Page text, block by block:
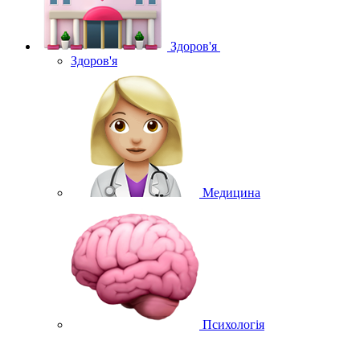
Здоров'я
Здоров'я
Медицина
Психологія